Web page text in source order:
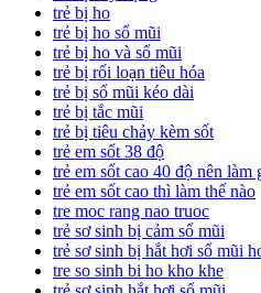
trẻ bị ho
trẻ bị ho sổ mũi
trẻ bị ho và sổ mũi
trẻ bị rối loạn tiêu hóa
trẻ bị sổ mũi kéo dài
trẻ bị tắc mũi
trẻ bị tiêu chảy kèm sốt
trẻ em sốt 38 độ
trẻ em sốt cao 40 độ nên làm
trẻ em sốt cao thì làm thế nào
tre moc rang nao truoc
trẻ sơ sinh bị cảm sổ mũi
trẻ sơ sinh bị hắt hơi sổ mũi
tre so sinh bi ho kho khe